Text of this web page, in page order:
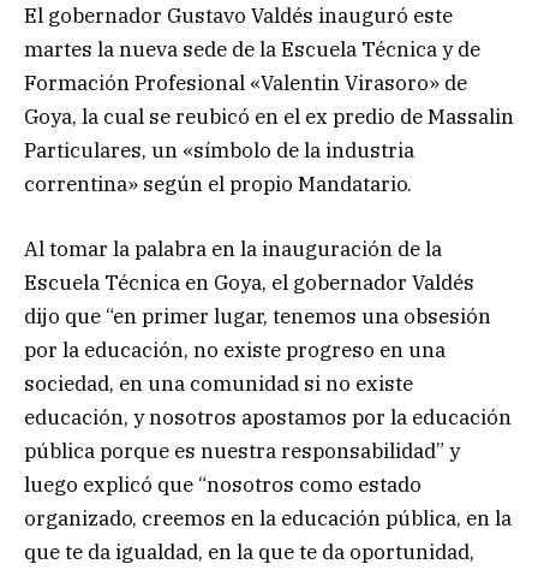
El gobernador Gustavo Valdés inauguró este
martes la nueva sede de la Escuela Técnica y de
Formación Profesional «Valentin Virasoro» de
Goya, la cual se reubicó en el ex predio de Massalin
Particulares, un «símbolo de la industria
correntina» según el propio Mandatario.
Al tomar la palabra en la inauguración de la
Escuela Técnica en Goya, el gobernador Valdés
dijo que “en primer lugar, tenemos una obsesión
por la educación, no existe progreso en una
sociedad, en una comunidad si no existe
educación, y nosotros apostamos por la educación
pública porque es nuestra responsabilidad” y
luego explicó que “nosotros como estado
organizado, creemos en la educación pública, en la
que te da igualdad, en la que te da oportunidad,